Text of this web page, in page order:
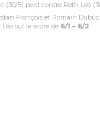
(30/5) perd contre Roth Léo
Fronçois et Romain
sur le score de 6/1 – 6/2